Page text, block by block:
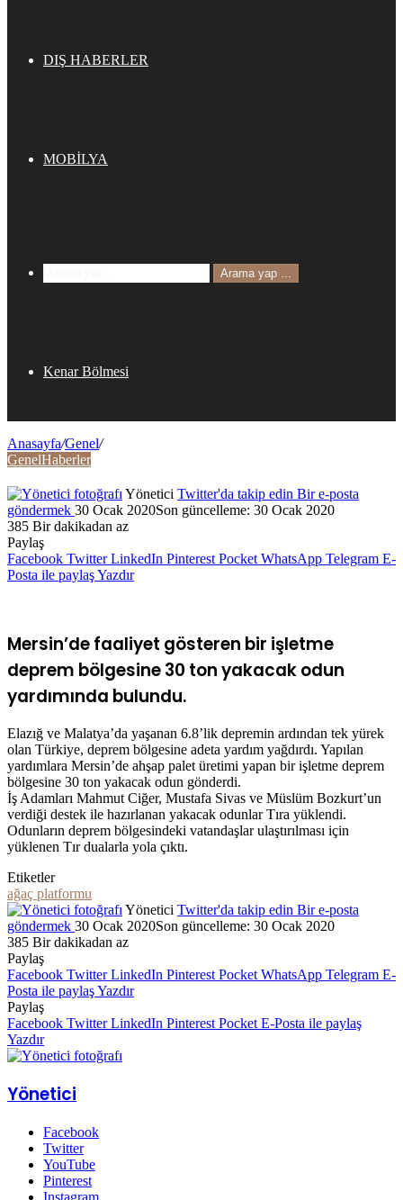
DIŞ HABERLER
MOBİLYA
Arama yap ...
Kenar Bölmesi
Anasayfa/Genel/
GenelHaberler
Yönetici Twitter'da takip edin Bir e-posta
göndermek 30 Ocak 2020Son güncelleme: 30 Ocak 2020
385 Bir dakikadan az
Paylaş
Facebook Twitter LinkedIn Pinterest Pocket WhatsApp Telegram E-
Posta ile paylaşYazdır
Mersin’de faaliyet gösteren bir işletme
deprem bölgesine 30 ton yakacak odun
yardımında bulundu.
Elazığ ve Malatya’da yaşanan 6.8’lik depremin ardından tek yürek
olan Türkiye, deprem bölgesine adeta yardım yağdırdı. Yapılan
yardımlara Mersin’de ahşap palet üretimi yapan bir işletme deprem
bölgesine 30 ton yakacak odun gönderdi.
İş Adamları Mahmut Ciğer, Mustafa Sivas ve Müslüm Bozkurt’un
verdiği destek ile hazırlanan yakacak odunlar Tıra yüklendi.
Odunların deprem bölgesindeki vatandaşlar ulaştırılması için
yüklenen Tır dualarla yola çıktı.
Etiketler
ağaç platformu
Yönetici Twitter'da takip edin Bir e-posta
göndermek 30 Ocak 2020Son güncelleme: 30 Ocak 2020
385 Bir dakikadan az
Paylaş
Facebook Twitter LinkedIn Pinterest Pocket WhatsApp Telegram E-
Posta ile paylaşYazdır
Paylaş
Facebook Twitter LinkedIn Pinterest Pocket E-Posta ile paylaş
Yazdır
Yönetici
Facebook
Twitter
YouTube
Pinterest
Instagram